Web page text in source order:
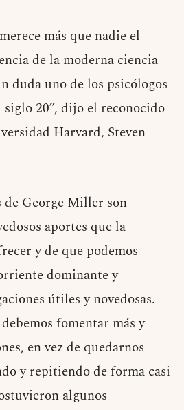
más que nadie el
de la moderna ciencia
duda uno de los psicólogos
20”, dijo el reconocido
Harvard, Steven
de George Miller son
aportes que la
y de que podemos
dominante y
útiles y novedosas.
fomentar más y
en vez de quedarnos
y repitiendo de forma casi
algunos